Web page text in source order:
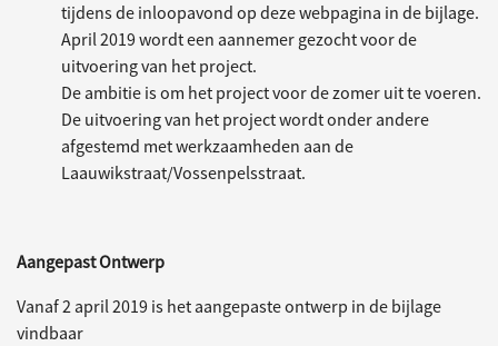
tijdens de inloopavond op deze webpagina in de bijlage.
April 2019 wordt een aannemer gezocht voor de
uitvoering van het project.
De ambitie is om het project voor de zomer uit te voeren.
De uitvoering van het project wordt onder andere
afgestemd met werkzaamheden aan de
Laauwikstraat/Vossenpelsstraat.
Aangepast Ontwerp
Vanaf 2 april 2019 is het aangepaste ontwerp in de bijlage
vindbaar